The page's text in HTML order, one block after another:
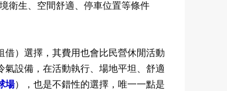
衛生、空間舒適、停車位置等條件
）選擇，其費用也會比民營休閒活動
設備，在活動執行、場地平坦、舒適
場）
，也是不錯性的選擇，唯一一點是